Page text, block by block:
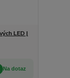
LED |
Na dotaz